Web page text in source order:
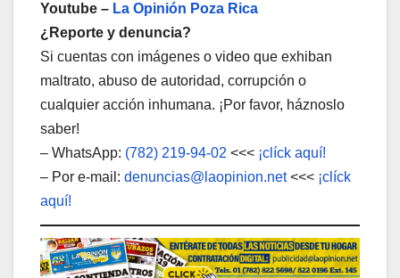
Youtube – La Opinión Poza Rica
¿Reporte y denuncia?
Si cuentas con imágenes o video que exhiban
maltrato, abuso de autoridad, corrupción o
cualquier acción inhumana. ¡Por favor, háznoslo
saber!
– WhatsApp: (782) 219-94-02 <<< ¡clíck aquí!
– Por e-mail: denuncias@laopinion.net<<< ¡clíck
aquí!